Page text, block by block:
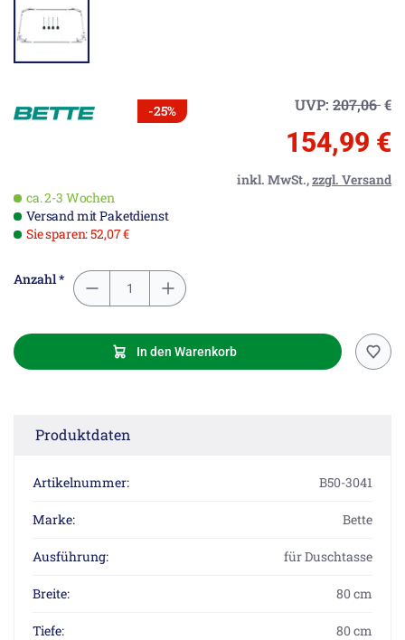
-25% UVP: 207,06€
154,99 €
inkl. MwSt.,zzgl. Versand
ca. 2-3 Wochen
Versand mit Paketdienst
Sie sparen: 52,07 €
Anzahl *
In den Warenkorb
Produktdaten
Artikelnummer: B50-3041
Marke: Bette
Ausführung: für Duschtasse
Breite: 80 cm
Tiefe: 80 cm